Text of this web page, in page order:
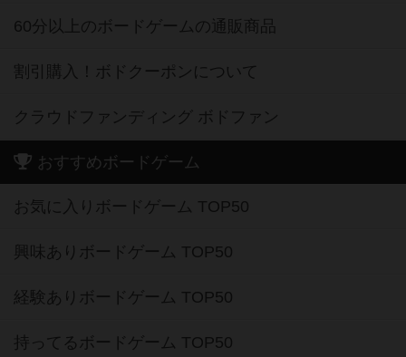
60分以上のボードゲームの通販商品
割引購入！ボドクーポンについて
クラウドファンディング ボドファン
おすすめボードゲーム
お気に入りボードゲーム TOP50
興味ありボードゲーム TOP50
経験ありボードゲーム TOP50
持ってるボードゲーム TOP50